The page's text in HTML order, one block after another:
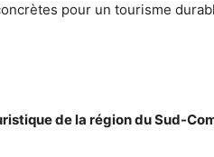
pour un tourisme
de la région du Sud-